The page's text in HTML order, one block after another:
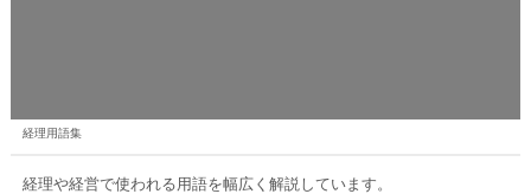
経理用語集
経理や経営で使われる用語を幅広く解説しています。